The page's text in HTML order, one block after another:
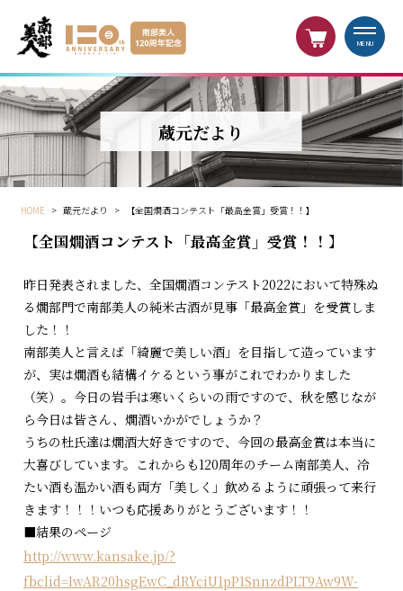
MENU
蔵元だより
HOME > 蔵元だより > 【全国燗酒コンテスト「最高金賞」受賞！！】
【全国燗酒コンテスト「最高金賞」受賞！！】
昨日発表されました、全国燗酒コンテスト2022において特殊ぬ
る燗部門で南部美人の純米古酒が見事「最高金賞」を受賞しま
した！！
南部美人と言えば「綺麗で美しい酒」を目指して造っています
が、実は燗酒も結構イケるという事がこれでわかりました
（笑）。今日の岩手は寒いくらいの雨ですので、秋を感じなが
ら今日は皆さん、燗酒いかがでしょうか？
うちの杜氏達は燗酒大好きですので、今回の最高金賞は本当に
大喜びしています。これからも120周年のチーム南部美人、冷
たい酒も温かい酒も両方「美しく」飲めるように頑張って来行
きます！！！いつも応援ありがとうございます！！
■結果のページ
http://www.kansake.jp/?
fbclid=IwAR20hsgEwC_dRYciU1pP1SnnzdPLT9Aw9W-